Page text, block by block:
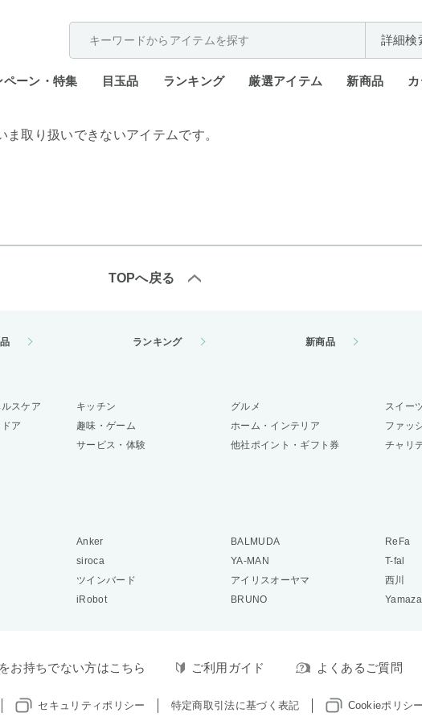
詳細検
ペーン・特集 目玉品 ランキング 厳選アイテム 新商品
取り扱いできないアイテムです。
TOPへ戻る
ランキング 新商品
スケア キッチン グルメ
スイー
ア 趣味・ゲーム ホーム・インテリア
ファッ
サービス・体験 他社ポイント・ギフト券 チャリ
Anker BALMUDA
ReFa
siroca YA-MAN
T-fal
ツインバード アイリスオーヤマ
西川
iRobot BRUNO
お持ちでない方はこちら ご利用ガイド よくあるご質問
セキュリティポリシー 特定商取引法に基づく表記 Cookieポリシー